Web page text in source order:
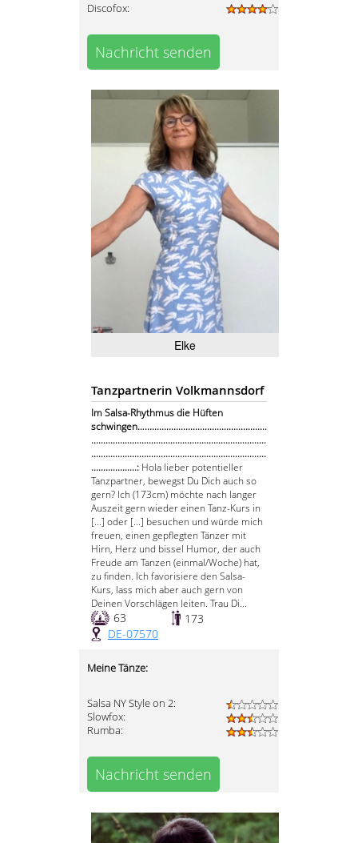
Discofox:
Nachricht senden
Elke
Tanzpartnerin Volkmannsdorf
Im Salsa-Rhythmus die Hüften
schwingen…...................................................
.........................................................................
.........................................................................
...................: Hola lieber potentieller
Tanzpartner, bewegst Du Dich auch so
gern? Ich (173cm) möchte nach langer
Auszeit gern wieder einen Tanz-Kurs in
[...] oder [...] besuchen und würde mich
freuen, einen gepflegten Tänzer mit
Hirn, Herz und bissel Humor, der auch
Freude am Tanzen (einmal/Woche) hat,
zu finden. Ich favorisiere den Salsa-
Kurs, lass mich aber auch gern von
Deinen Vorschlägen leiten. Trau Di...
63
173
DE-07570
Meine Tänze:
Salsa NY Style on 2:
Slowfox:
Rumba:
Nachricht senden